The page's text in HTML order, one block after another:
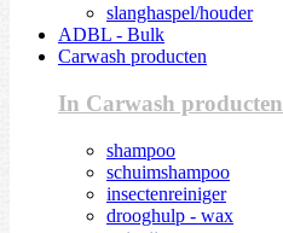
slanghaspel/houder
ADBL - Bulk
Carwash producten
In Carwash producten
shampoo
schuimshampoo
insectenreiniger
drooghulp - wax